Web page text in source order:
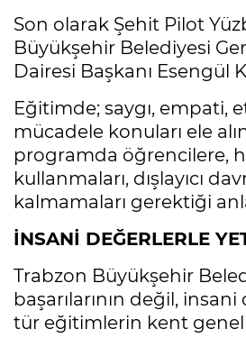
Son olarak Şehit Pilot
Büyükşehir Belediyesi
Dairesi Başkanı Esengül
Eğitimde; saygı, empati,
mücadele konuları ele
programda öğrencilere,
kullanmaları, dışlayıcı
kalmamaları gerektiği
İNSANİ DEĞERLERLE
Trabzon Büyükşehir
başarılarının değil,
tür eğitimlerin kent